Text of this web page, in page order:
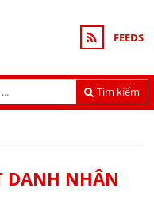
FEEDS
Tìm kiếm
DANH NHÂN